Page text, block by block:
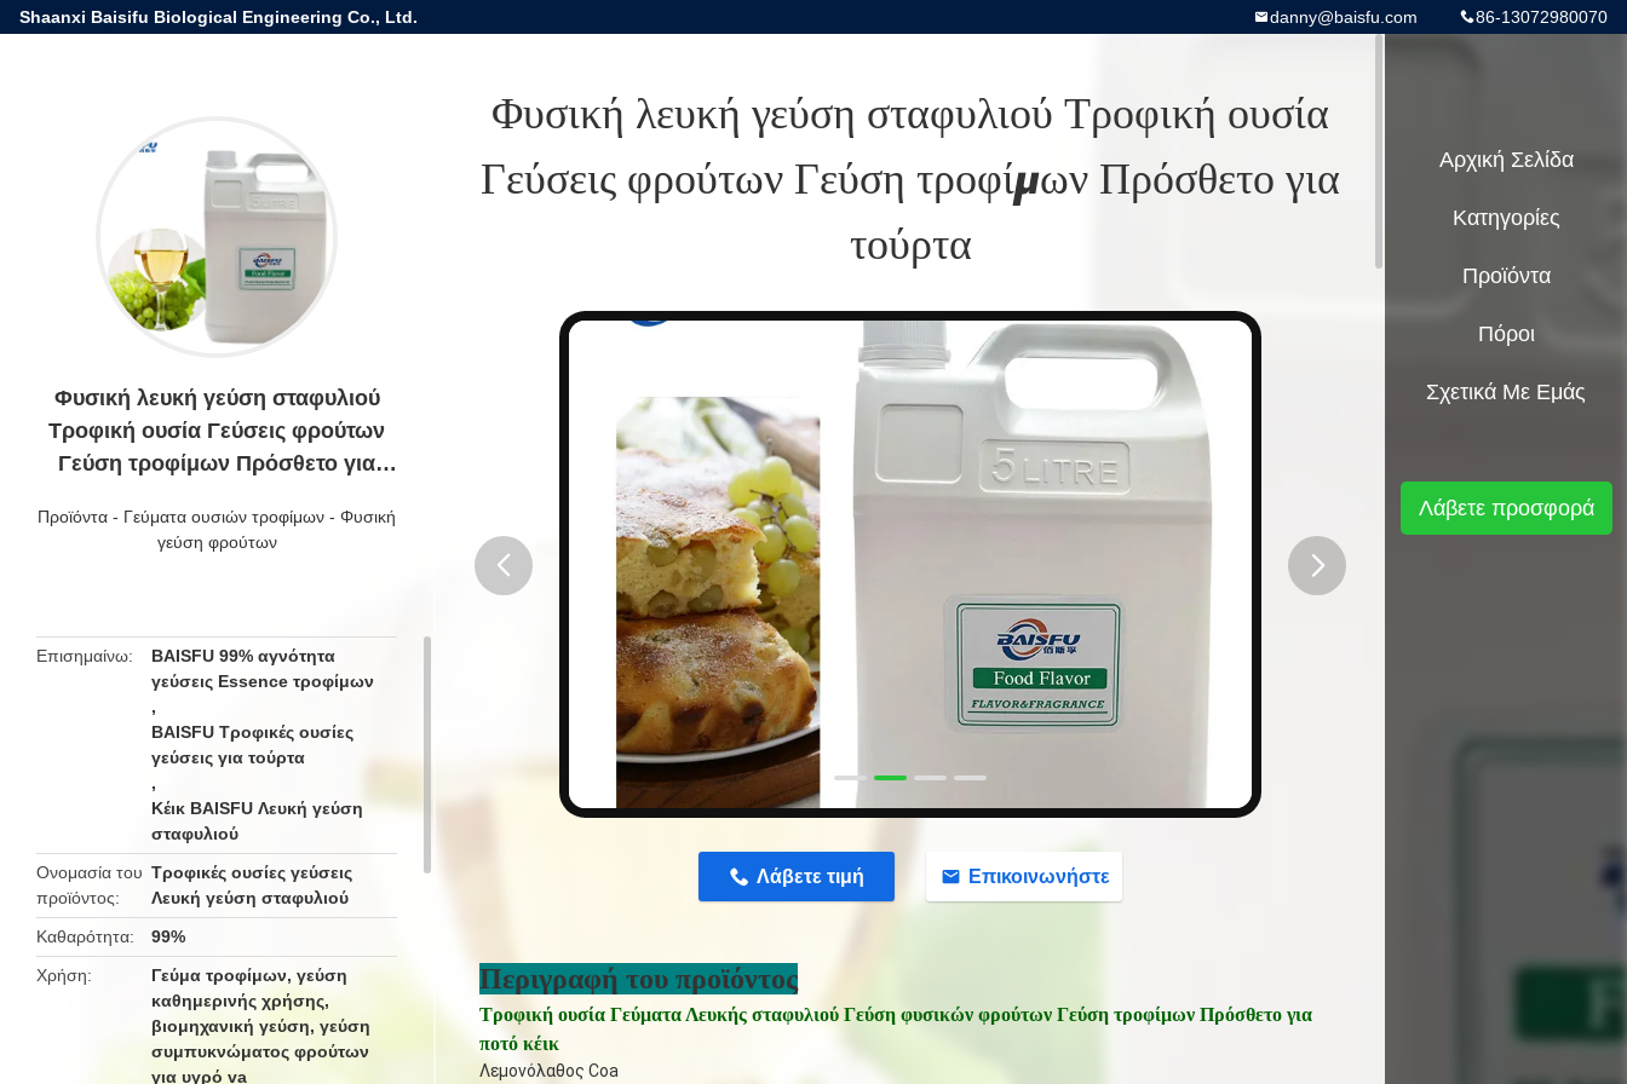
Shaanxi Baisifu Biological Engineering Co., Ltd. 86-13072980070
danny@baisfu.com
Φυσική λευκή γεύση σταφυλιού
Τροφική ουσία Γεύσεις φρούτων
Γεύση τροφίμων Πρόσθετο για
Προϊόντα - Γεύματα ουσιών τροφίμων - Φυσική
γεύση φρούτων
Επισημαίνω
BAISFU 99% αγνότητα
γεύσεις Essence τροφίμων
,
BAISFU Τροφικές ουσίες
γεύσεις για τούρτα
,
Κέικ BAISFU Λευκή γεύση
σταφυλιού
Ονομασία του
προϊόντος
Τροφικές ουσίες γεύσεις
Λευκή γεύση σταφυλιού
Καθαρότητα
99%
Χρήση
Γεύμα τροφίμων, γεύση
καθημερινής χρήσης,
βιομηχανική γεύση, γεύση
συμπυκνώματος φρούτων
για υγρό va
Φυσική λευκή γεύση σταφυλιού Τροφική ουσία
Γεύσεις φρούτων Γεύση τροφίμων Πρόσθετο για
τούρτα
Λάβετε τιμή Επικοινωνήστε
Περιγραφή του προϊόντος
Τροφική ουσία Γεύματα Λευκής σταφυλιού Γεύση φυσικών φρούτων Γεύση τροφίμων Πρόσθετο για
ποτό κέικ
Λεμονόλαθος Coa
Αρχική Σελίδα
Κατηγορίες
Προϊόντα
Πόροι
Σχετικά Με Εμάς
Λάβετε προσφορά